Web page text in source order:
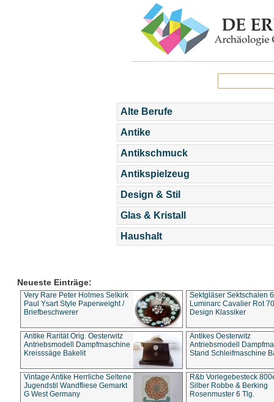
Alte Berufe
Antike
Antikschmuck
Antikspielzeug
Design & Stil
Glas & Kristall
Haushalt
Neueste Einträge:
Very Rare Peter Holmes Selkirk
Paul Ysart Style Paperweight /
Briefbeschwerer
Sektgläser Sektschalen
Luminarc Cavalier Rot
Design Klassiker
Antike Rarität Orig. Oesterwitz
Antriebsmodell Dampfmaschine
Kreisssäge Bakelit
Antikes Oesterwitz
Antriebsmodell
Stand Schleifmaschine
Vintage Antike Herrliche Seltene
Jugendstil Wandfliese Gemarkt
G West Germany
R&b Vorlegebesteck
Silber Robbe & Berking
Rosenmuster 6 Tlg.